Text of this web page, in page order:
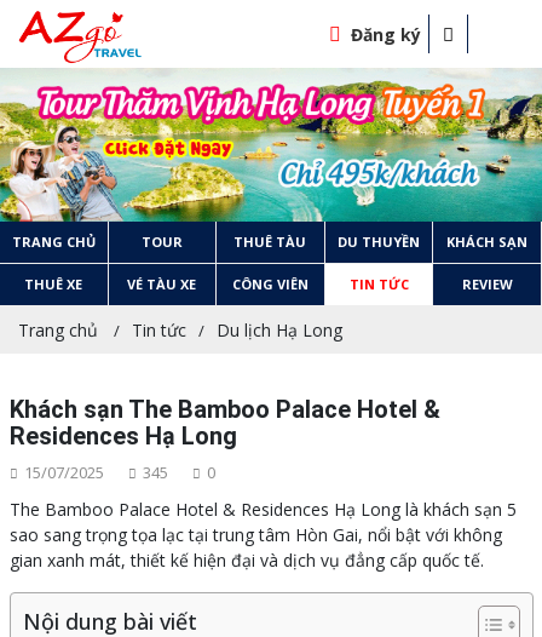
Đăng ký
TRANG CHỦ TOUR THUÊ TÀU DU THUYỀN KHÁCH SẠN
THUÊ XE VÉ TÀU XE CÔNG VIÊN TIN TỨC REVIEW
Trang chủ Tin tức Du lịch Hạ Long
Khách sạn The Bamboo Palace Hotel &
Residences Hạ Long
15/07/2025 345 0
The Bamboo Palace Hotel & Residences Hạ Long là khách sạn 5
sao sang trọng tọa lạc tại trung tâm Hòn Gai, nổi bật với không
gian xanh mát, thiết kế hiện đại và dịch vụ đẳng cấp quốc tế.
Nội dung bài viết